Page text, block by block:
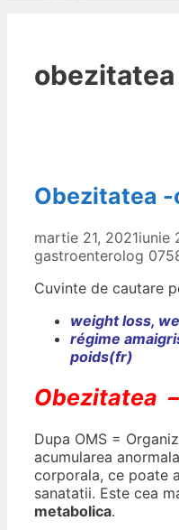
Obezitatea
martie 21, 2021iunie
gastroenterolog
Cuvinte de cautare
weight loss,
régime
poids(fr)
Obezitatea –
Dupa OMS =
acumularea
corporala, ce poate
sanatatii. Este cea
metabolica.